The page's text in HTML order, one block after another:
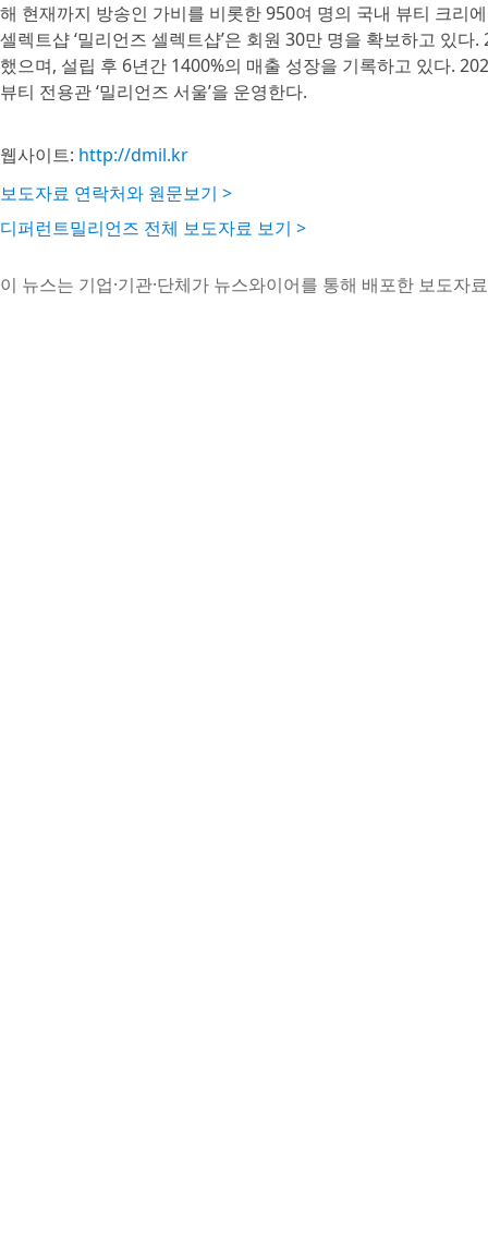
해 현재까지 방송인 가비를 비롯한 950여 명의 국내 뷰티 크리
셀렉트샵 ‘밀리언즈 셀렉트샵’은 회원 30만 명을 확보하고 있
했으며, 설립 후 6년간 1400%의 매출 성장을 기록하고 있다.
뷰티 전용관 ‘밀리언즈 서울’을 운영한다.
웹사이트: http://dmil.kr
보도자료 연락처와 원문보기 >
디퍼런트밀리언즈 전체 보도자료 보기 >
이 뉴스는 기업·기관·단체가 뉴스와이어를 통해 배포한 보도자